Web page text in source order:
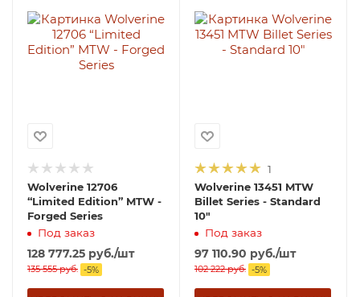
Wolverine 12706
“Limited Edition” MTW -
Forged Series
Под заказ
128 777.25 руб./шт
135 555руб. -5%
1
Wolverine 13451 MTW
Billet Series - Standard
10"
Под заказ
97 110.90 руб./шт
102 222руб. -5%